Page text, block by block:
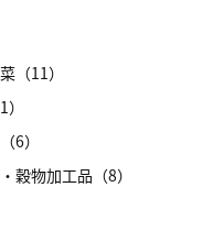
（11）
6）
穀物加工品（8）